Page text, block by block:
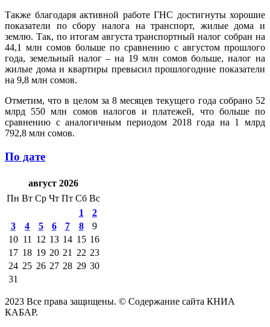
Также благодаря активной работе ГНС достигнуты хорошие
показатели по сбору налога на транспорт, жилые дома и
землю. Так, по итогам августа транспортный налог собран на
44,1 млн сомов больше по сравнению с августом прошлого
года, земельный налог – на 19 млн сомов больше, налог на
жилые дома и квартиры превысил прошлогодние показатели
на 9,8 млн сомов.
Отметим, что в целом за 8 месяцев текущего года собрано 52
млрд 550 млн сомов налогов и платежей, что больше по
сравнению с аналогичным периодом 2018 года на 1 млрд
792,8 млн сомов.
По дате
август 2026
Пн Вт Ср Чт Пт Сб Вс
1
2
3
4 5 6 7 8
9
10 11 12 13 14 15 16
17 18 19 20 21 22 23
24 25 26 27 28 29 30
31
2023 Все права защищены. © Содержание сайта КНИА
КАБАР.